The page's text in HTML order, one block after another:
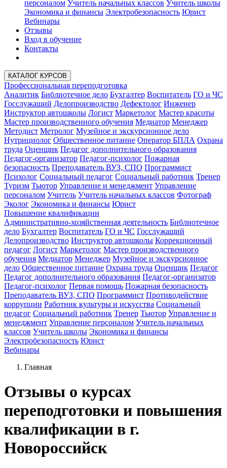
персоналом Учитель начальных классов Учитель школы
Экономика и финансы Электробезопасность Юрист
Вебинары
Отзывы
Вход в обучение
Контакты
КАТАЛОГ КУРСОВ
Профессиональная переподготовка
Аналитик Библиотечное дело Бухгалтер Воспитатель ГО и ЧС
Госслужащий Делопроизводство Дефектолог Инженер
Инструктор автошколы Логист Маркетолог Мастер красоты
Мастер производственного обучения Медиатор Менеджер
Методист Метролог Музейное и экскурсионное дело
Нутрициолог Общественное питание Оператор БПЛА Охрана
труда Оценщик Педагог дополнительного образования
Педагог-организатор Педагог-психолог Пожарная
безопасность Преподаватель ВУЗ, СПО Программист
Психолог Социальный педагог Социальный работник Тренер
Туризм Тьютор Управление и менеджмент Управление
персоналом Учитель Учитель начальных классов Фотограф
Эколог Экономика и финансы Юрист
Повышение квалификации
Административно-хозяйственная деятельность Библиотечное
дело Бухгалтер Воспитатель ГО и ЧС Госслужащий
Делопроизводство Инструктор автошколы Коррекционный
педагог Логист Маркетолог Мастер производственного
обучения Медиатор Менеджер Музейное и экскурсионное
дело Общественное питание Охрана труда Оценщик Педагог
Педагог дополнительного образования Педагог-организатор
Педагог-психолог Первая помощь Пожарная безопасность
Преподаватель ВУЗ, СПО Программист Противодействие
коррупции Работник культуры и искусства Социальный
педагог Социальный работник Тренер Тьютор Управление и
менеджмент Управление персоналом Учитель начальных
классов Учитель школы Экономика и финансы
Электробезопасность Юрист
Вебинары
Главная
Отзывы о курсах
переподготовки и повышения
квалификации в г.
Новороссийск